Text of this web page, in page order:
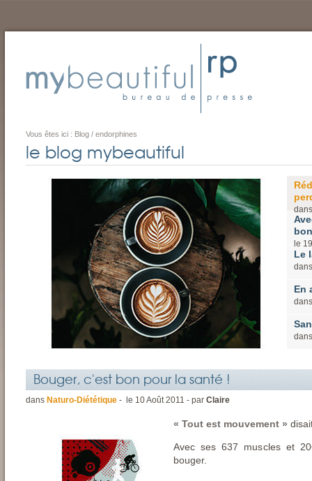
Vous êtes ici : Blog / endorphines
le blog mybeautiful
le 19
Le
En
Bouger, c'est bon pour la santé !
dans Naturo-Diététique - le 10Août2011 - par Claire
« Tout est mouvement »
Avec ses 637 muscles et
bouger.